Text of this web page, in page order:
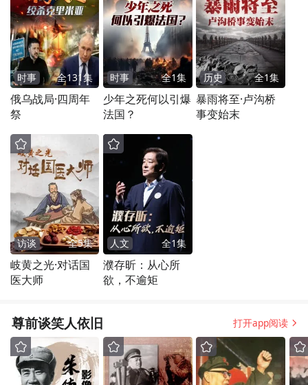
时事 全131集
俄乌战局·四周年
祭
时事 全1集
少年之死何以引爆
法国？
历史 全1集
暴雨将至·卢沟桥
事变始末
访谈 全5集
岐黄之光·对话国
医大师
人文 全1集
濮存昕：从心所
欲，不逾矩
尊前谈笑人依旧 打开app阅读